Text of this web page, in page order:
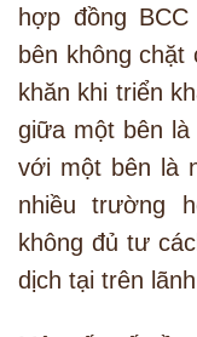
hợp đồng
bên không chặt
khăn khi triển
giữa một bên là
với một bên là
nhiều trường
không đủ tư
dịch tại trên